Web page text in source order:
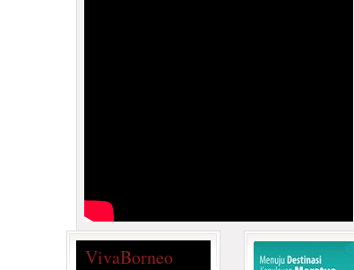
VivaBorneo